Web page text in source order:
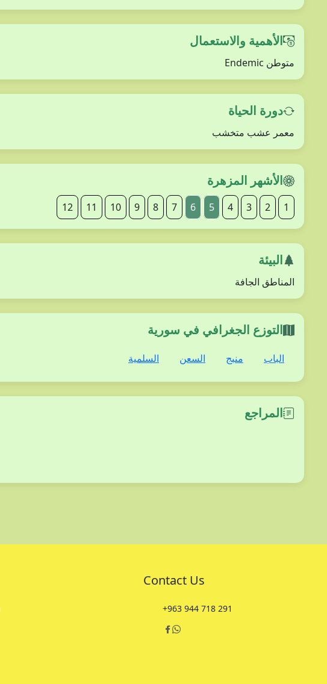
الأهمية والاستعمال
متوطن Endemic
دورة الحياة
معمر عشب متخشب
الأشهر المزهرة
1
2
3
4
5
6
7
8
9
10
11
12
البيئة
المناطق الجافة
التوزع الجغرافي في سورية
الباب منبج السعن السلمية
المراجع
Contact Us
+963 944 718 291